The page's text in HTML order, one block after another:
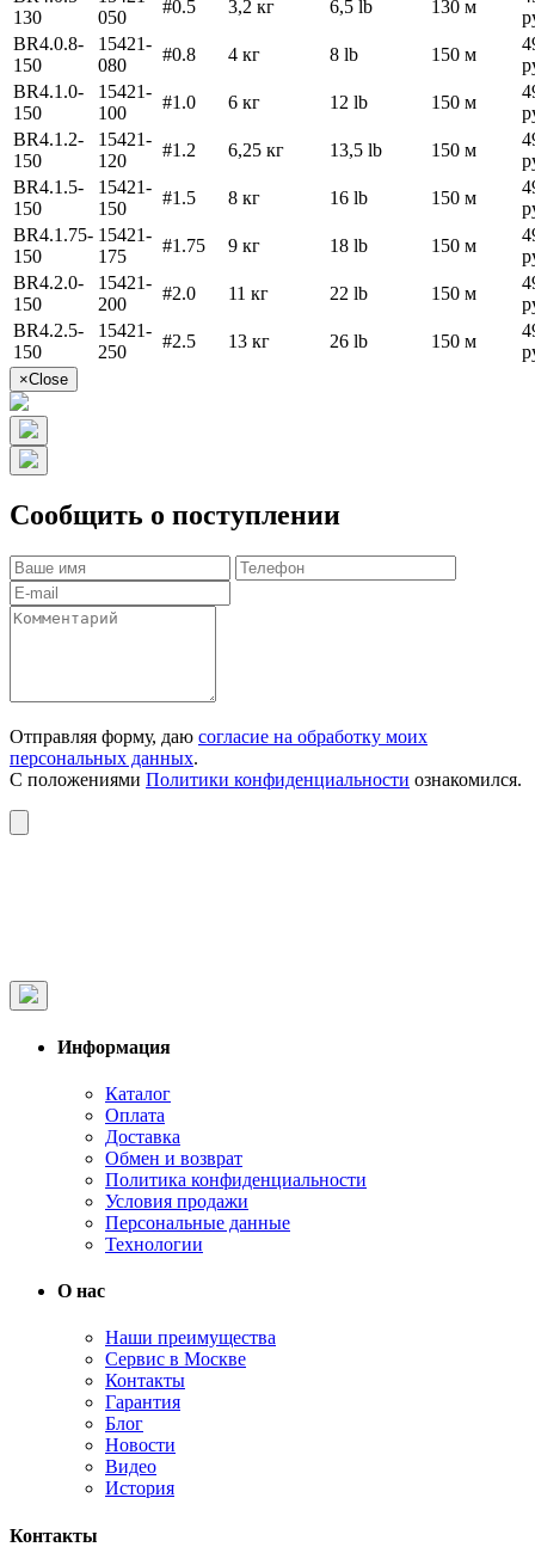
130
050
#0.5 3,2 кг 6,5 lb 130 м
BR4.0.8-
150
15421-
080
#0.8 4 кг 8 lb 150 м
BR4.1.0-
150
15421-
100
#1.0 6 кг 12 lb 150 м
BR4.1.2-
150
15421-
120
#1.2 6,25 кг 13,5 lb 150 м
BR4.1.5-
150
15421-
150
#1.5 8 кг 16 lb 150 м
BR4.1.75-
150
15421-
175
#1.75 9 кг 18 lb 150 м
BR4.2.0-
150
15421-
200
#2.0 11 кг 22 lb 150 м
BR4.2.5-
150
15421-
250
#2.5 13 кг 26 lb 150 м
×Close
Сообщить о поступлении
Отправляя форму, даю согласие на обработку моих
персональных данных.
С положениями Политики конфиденциальности ознакомился.
Информация
Каталог
Оплата
Доставка
Обмен и возврат
Политика конфиденциальности
Условия продажи
Персональные данные
Технологии
О нас
Наши преимущества
Сервис в Москве
Контакты
Гарантия
Блог
Новости
Видео
История
Контакты